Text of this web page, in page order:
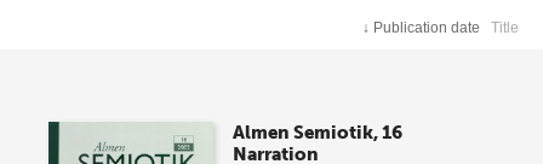
↓ Publication date Title
Almen Semiotik, 16
Narration